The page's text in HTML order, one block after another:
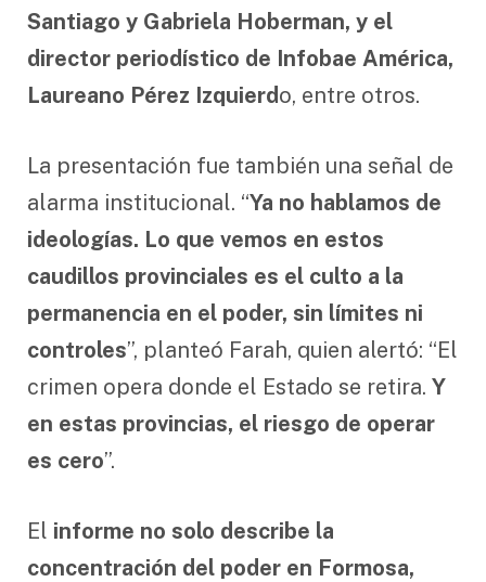
Santiago y Gabriela Hoberman, y el
director periodístico de Infobae América,
Laureano Pérez Izquierdo, entre otros.
La presentación fue también una señal de
alarma institucional. “Ya no hablamos de
ideologías. Lo que vemos en estos
caudillos provinciales es el culto a la
permanencia en el poder, sin límites ni
controles”, planteó Farah, quien alertó: “El
crimen opera donde el Estado se retira. Y
en estas provincias, el riesgo de operar
es cero”.
El informe no solo describe la
concentración del poder en Formosa,